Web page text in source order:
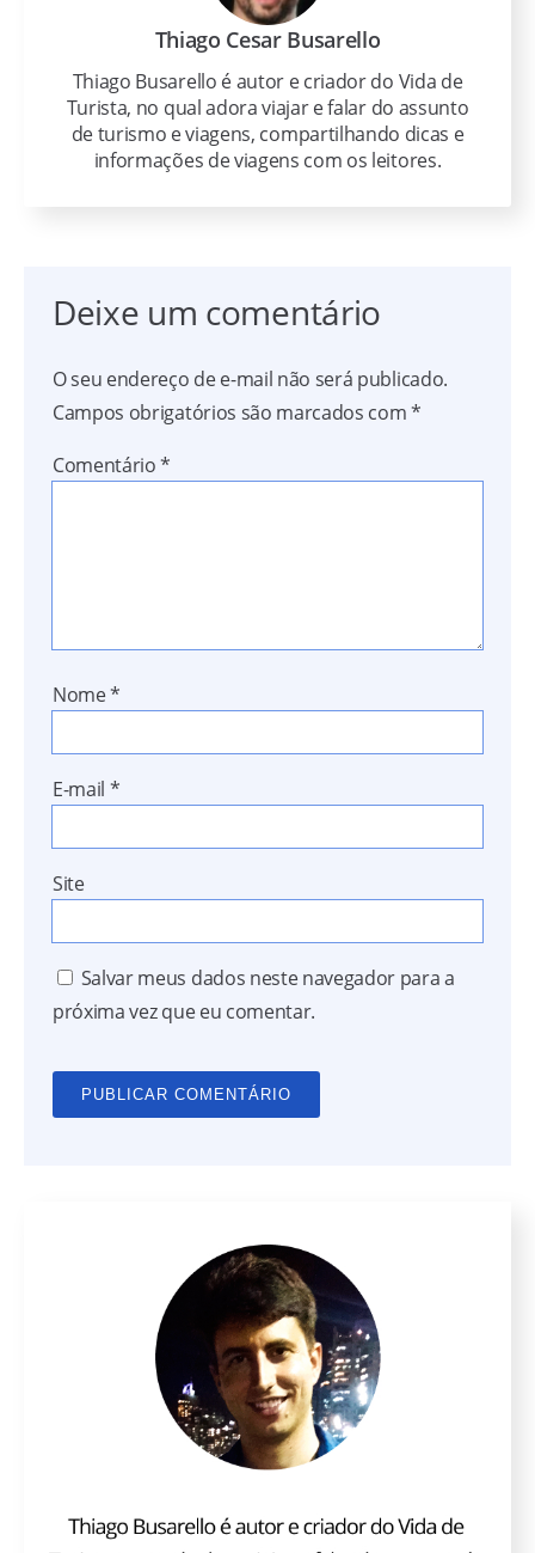
Thiago Cesar Busarello
Thiago Busarello é autor e criador do Vida de
Turista, no qual adora viajar e falar do assunto
de turismo e viagens, compartilhando dicas e
informações de viagens com os leitores.
Deixe um comentário
O seu endereço de e-mail não será publicado.
Campos obrigatórios são marcados com*
Comentário*
Nome*
E-mail *
Site
Salvar meus dados neste navegador para a
próxima vez que eu comentar.